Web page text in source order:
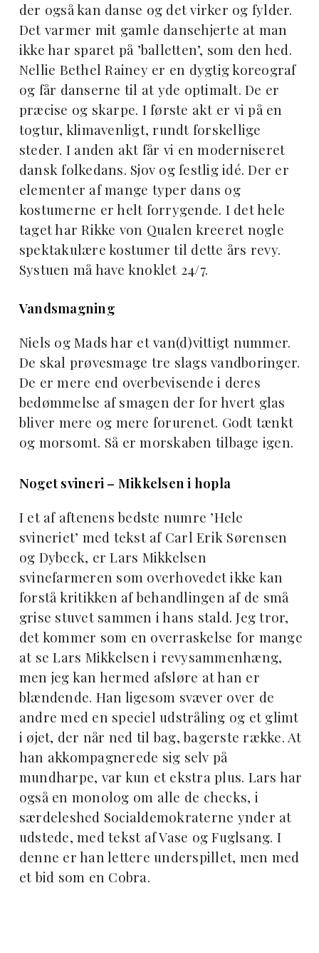
der også kan danse og det virker og fylder.
Det varmer mit gamle dansehjerte at man
ikke har sparet på ’balletten’, som den hed.
Nellie Bethel Rainey er en dygtig koreograf
og får danserne til at yde optimalt. De er
præcise og skarpe. I første akt er vi på en
togtur, klimavenligt, rundt forskellige
steder. I anden akt får vi en moderniseret
dansk folkedans. Sjov og festlig idé. Der er
elementer af mange typer dans og
kostumerne er helt forrygende. I det hele
taget har Rikke von Qualen kreeret nogle
spektakulære kostumer til dette års revy.
Systuen må have knoklet 24/7.
Vandsmagning
Niels og Mads har et van(d)vittigt nummer.
De skal prøvesmage tre slags vandboringer.
De er mere end overbevisende i deres
bedømmelse af smagen der for hvert glas
bliver mere og mere forurenet. Godt tænkt
og morsomt. Så er morskaben tilbage igen.
Noget svineri – Mikkelsen i hopla
I et af aftenens bedste numre ’Hele
svineriet’ med tekst af Carl Erik Sørensen
og Dybeck, er Lars Mikkelsen
svinefarmeren som overhovedet ikke kan
forstå kritikken af behandlingen af de små
grise stuvet sammen i hans stald. Jeg tror,
det kommer som en overraskelse for mange
at se Lars Mikkelsen i revysammenhæng,
men jeg kan hermed afsløre at han er
blændende. Han ligesom svæver over de
andre med en speciel udstråling og et glimt
i øjet, der når ned til bag, bagerste række. At
han akkompagnerede sig selv på
mundharpe, var kun et ekstra plus. Lars har
også en monolog om alle de checks, i
særdeleshed Socialdemokraterne ynder at
udstede, med tekst af Vase og Fuglsang. I
denne er han lettere underspillet, men med
et bid som en Cobra.